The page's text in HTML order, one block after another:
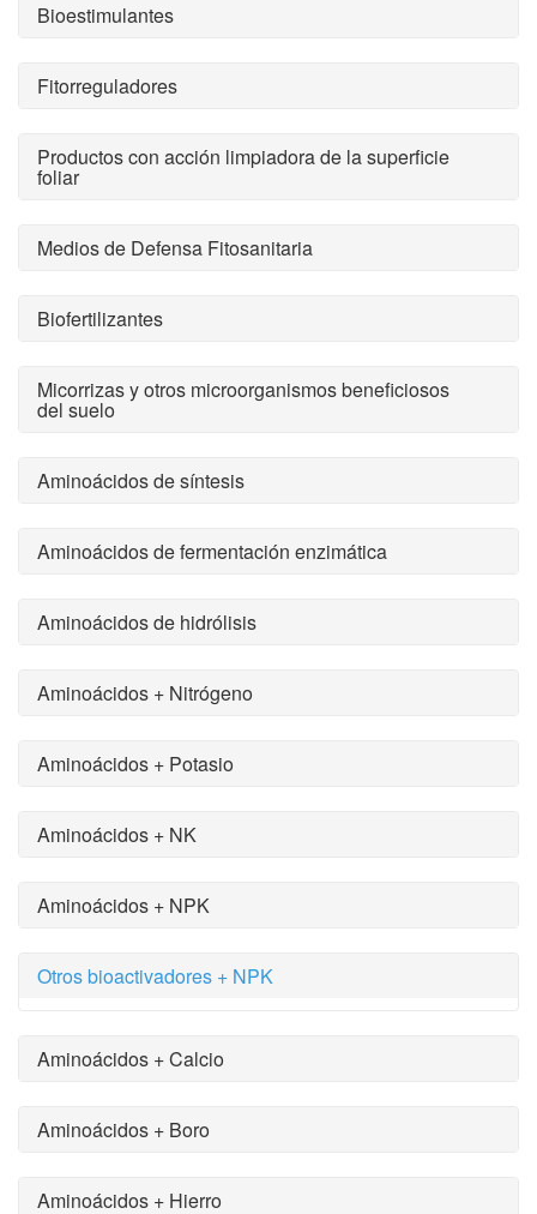
Bioestimulantes
Fitorreguladores
Productos con acción limpiadora de la superficie
foliar
Medios de Defensa Fitosanitaria
Biofertilizantes
Micorrizas y otros microorganismos beneficiosos
del suelo
Aminoácidos de síntesis
Aminoácidos de fermentación enzimática
Aminoácidos de hidrólisis
Aminoácidos + Nitrógeno
Aminoácidos + Potasio
Aminoácidos + NK
Aminoácidos + NPK
Otros bioactivadores + NPK
Aminoácidos + Calcio
Aminoácidos + Boro
Aminoácidos + Hierro